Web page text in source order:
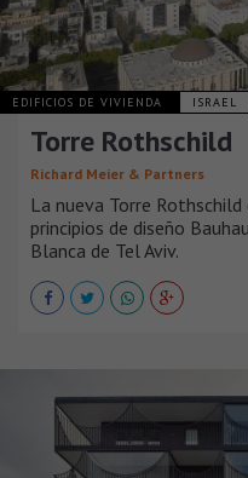
EDIFICIOS DE VIVIENDA ISRAEL
Torre Rothschild
Richard Meier & Partners
La nueva Torre
principios de diseño
Blanca de Tel Aviv.